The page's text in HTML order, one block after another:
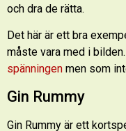
och dra de rätta.
Det här är ett bra
måste vara med i
spänningen men som
Gin Rummy
Gin Rummy är ett